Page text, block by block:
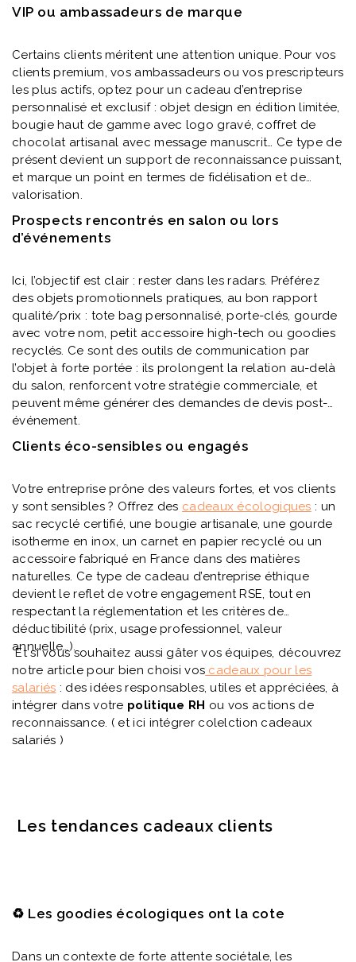
VIP ou ambassadeurs de marque
Certains clients méritent une attention unique. Pour vos
clients premium, vos ambassadeurs ou vos prescripteurs
les plus actifs, optez pour un cadeau d’entreprise
personnalisé et exclusif : objet design en édition limitée,
bougie haut de gamme avec logo gravé, coffret de
chocolat artisanal avec message manuscrit… Ce type de
présent devient un support de reconnaissance puissant,
et marque un point en termes de fidélisation et de
valorisation.
Prospects rencontrés en salon ou lors
d’événements
Ici, l’objectif est clair : rester dans les radars. Préférez
des objets promotionnels pratiques, au bon rapport
qualité/prix : tote bag personnalisé, porte-clés, gourde
avec votre nom, petit accessoire high-tech ou goodies
recyclés. Ce sont des outils de communication par
l’objet à forte portée : ils prolongent la relation au-delà
du salon, renforcent votre stratégie commerciale, et
peuvent même générer des demandes de devis post-
événement.
Clients éco-sensibles ou engagés
Votre entreprise prône des valeurs fortes, et vos clients
y sont sensibles ? Offrez des cadeaux écologiques : un
sac recyclé certifié, une bougie artisanale, une gourde
isotherme en inox, un carnet en papier recyclé ou un
accessoire fabriqué en France dans des matières
naturelles. Ce type de cadeau d’entreprise éthique
devient le reflet de votre engagement RSE, tout en
respectant la réglementation et les critères de
déductibilité (prix, usage professionnel, valeur
annuelle…).
Et si vous souhaitez aussi gâter vos équipes, découvrez
notre article pour bien choisi vos cadeaux pour les
salariés : des idées responsables, utiles et appréciées, à
intégrer dans votre politique RH ou vos actions de
reconnaissance. ( et ici intégrer colelction cadeaux
salariés )
Les tendances cadeaux clients
♻️ Les goodies écologiques ont la cote
Dans un contexte de forte attente sociétale, les